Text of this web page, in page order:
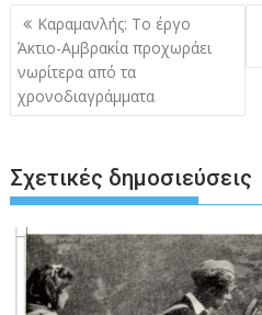
Πλοήγηση
άρθρων
Καραμανλής: Το έργο
Άκτιο-Αμβρακία προχωράει
νωρίτερα από τα
χρονοδιαγράμματα
Σχετικές δημοσιεύσεις